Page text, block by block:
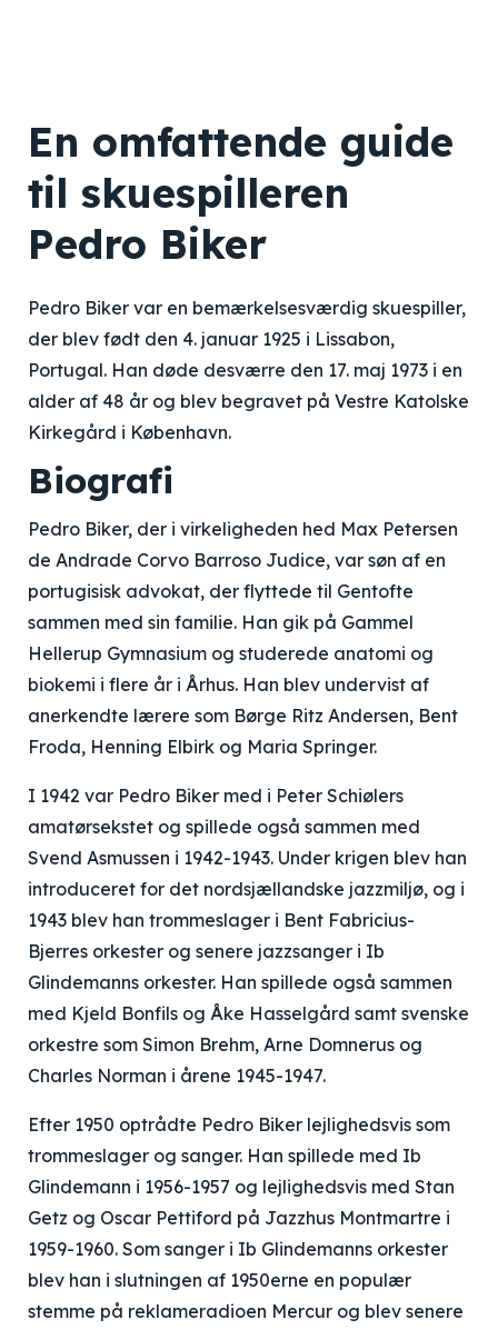
En omfattende guide
til skuespilleren
Pedro Biker
Pedro Biker var en bemærkelsesværdig skuespiller,
der blev født den 4. januar 1925 i Lissabon,
Portugal. Han døde desværre den 17. maj 1973 i en
alder af 48 år og blev begravet på Vestre Katolske
Kirkegård i København.
Biografi
Pedro Biker, der i virkeligheden hed Max Petersen
de Andrade Corvo Barroso Judice, var søn af en
portugisisk advokat, der flyttede til Gentofte
sammen med sin familie. Han gik på Gammel
Hellerup Gymnasium og studerede anatomi og
biokemi i flere år i Århus. Han blev undervist af
anerkendte lærere som Børge Ritz Andersen, Bent
Froda, Henning Elbirk og Maria Springer.
I 1942 var Pedro Biker med i Peter Schiølers
amatørsekstet og spillede også sammen med
Svend Asmussen i 1942-1943. Under krigen blev han
introduceret for det nordsjællandske jazzmiljø, og i
1943 blev han trommeslager i Bent Fabricius-
Bjerres orkester og senere jazzsanger i Ib
Glindemanns orkester. Han spillede også sammen
med Kjeld Bonfils og Åke Hasselgård samt svenske
orkestre som Simon Brehm, Arne Domnerus og
Charles Norman i årene 1945-1947.
Efter 1950 optrådte Pedro Biker lejlighedsvis som
trommeslager og sanger. Han spillede med Ib
Glindemann i 1956-1957 og lejlighedsvis med Stan
Getz og Oscar Pettiford på Jazzhus Montmartre i
1959-1960. Som sanger i Ib Glindemanns orkester
blev han i slutningen af 1950erne en populær
stemme på reklameradioen Mercur og blev senere